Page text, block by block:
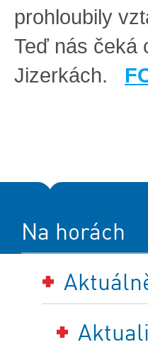
prohloubily
Teď nás čeká
Jizerkách.
Na horách